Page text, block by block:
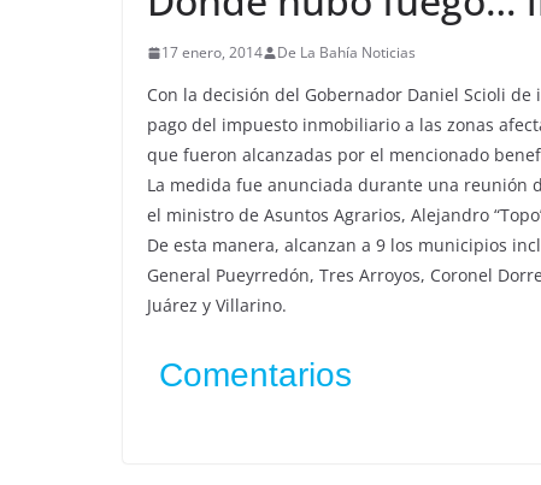
17 enero, 2014 De La Bahía Noticias
Con la decisión del Gobernador Daniel Scioli
pago del impuesto inmobiliario a las zonas
que fueron alcanzadas por el mencionado
La medida fue anunciada durante una reunión
el ministro de Asuntos Agrarios, Alejandro
De esta manera, alcanzan a 9 los municipios
General Pueyrredón, Tres Arroyos, Coronel
Juárez y Villarino.
Comentarios